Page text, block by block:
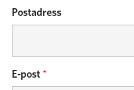
Postadress
E-post *